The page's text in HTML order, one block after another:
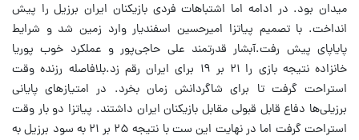
میدان بود. در ادامه اما اشتباهات فردی بازیکنان ایران برزیل را پیش
انداخت. با تصمیم پیاتزا امیرحسین اسفندیار وارد زمین شد و شرایط
پایاپای پیش رفت‌.آبشار قدرتمند علی حاجی‌پور و عملکرد خوب پوریا
خانزاده نتیجه بازی را ۲۱ بر ۱۹ برای ایران رقم زد.بلافاصله رزنده وقت
استراحت گرفت تا برای شاگردانش زمان بخرد. در امتیازهای پایانی
برزیلی‌ها دفاع قابل قبولی مقابل بازیکنان ایران داشتند. پیاتزا دو بار وقت
استراحت گرفت اما در نهایت این ست با نتیجه ۲۵ بر ۲۱ به سود برزیل به